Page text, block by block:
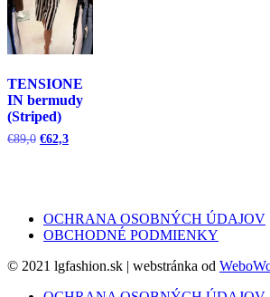
TENSIONE
IN bermudy
(Striped)
€89,0 Pôvodná
€62,3Aktuálna
OCHRANA OSOBNÝCH ÚDAJOV
OBCHODNÉ PODMIENKY
© 2021 lgfashion.sk | webstránka od